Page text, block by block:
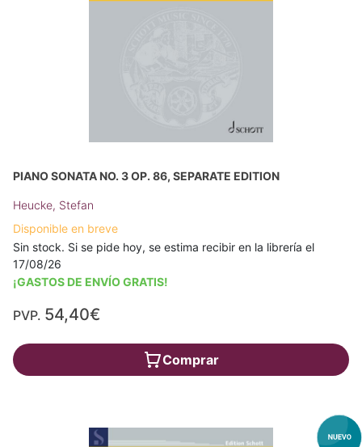
PIANO SONATA NO. 3 OP. 86, SEPARATE EDITION
Heucke, Stefan
Disponible en breve
Sin stock. Si se pide hoy, se estima recibir en la librería el
17/08/26
¡GASTOS DE ENVÍO GRATIS!
PVP. 54,40€
Comprar